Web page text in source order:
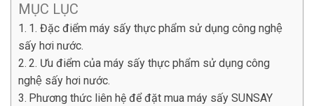
MỤC LỤC
1. Đặc điểm máy sấy thực phẩm sử dụng công nghệ
sấy hơi nước.
2. Ưu điểm của máy sấy thực phẩm sử dụng công
nghệ sấy hơi nước.
Phương thức liên hệ để đặt mua máy sấy SUNSAY